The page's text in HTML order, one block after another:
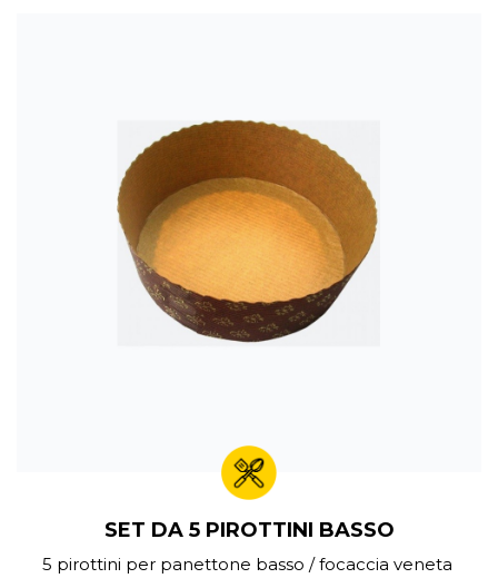
SET DA 5 PIROTTINI BASSO
5 pirottini per panettone basso / focaccia veneta